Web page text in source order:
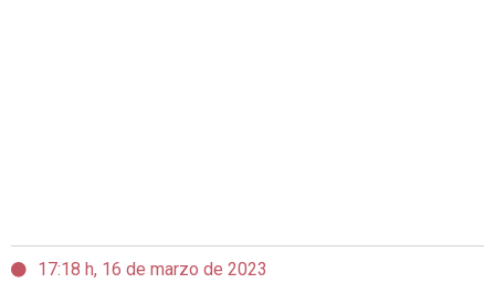
17:18 h, 16 de marzo de 2023